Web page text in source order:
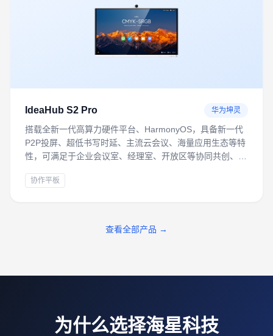
IdeaHub S2 Pro 华为坤灵
搭载全新一代高算力硬件平台、HarmonyOS，具备新一代
P2P投屏、超低书写时延、主流云会议、海量应用生态等特
性，可满足于企业会议室、经理室、开放区等协同共创、远
协作平板
查看全部产品 →
为什么选择海星科技